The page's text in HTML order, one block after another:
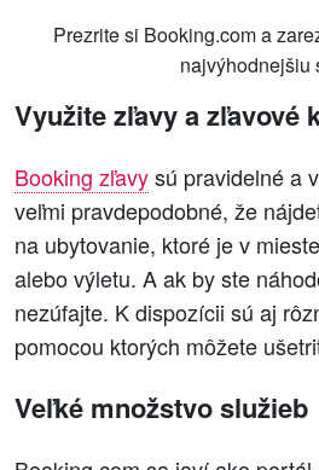
Prezrite si Booking.com a
najvýhodnejšiu
Využite zľavy a zľavové
Booking zľavysú pravidelné a
veľmi pravdepodobné, že
na ubytovanie, ktoré je v
alebo výletu. A ak by ste
nezúfajte. K dispozícii sú aj
pomocou ktorých môžete
Veľké množstvo služieb